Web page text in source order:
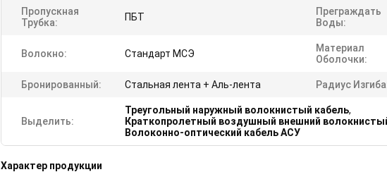
Пропускная
Трубка:
ПБТ
Преграждать
Воды:
Волокно: Стандарт МСЭ
Материал
Оболочки:
Бронированный: Стальная лента + Аль-лента Радиус
Выделить:
Треугольный наружный волокнистый кабель,
Краткопролетный воздушный внешний
Волоконно-оптический кабель АСУ
Характер продукции